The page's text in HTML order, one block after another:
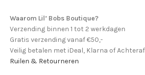
Waarom Lil’ Bobs Boutique?
Verzending binnen 1 tot 2 werkdagen
Gratis verzending vanaf €50,-
Veilig betalen met iDeal, Klarna of
Ruilen & Retourneren